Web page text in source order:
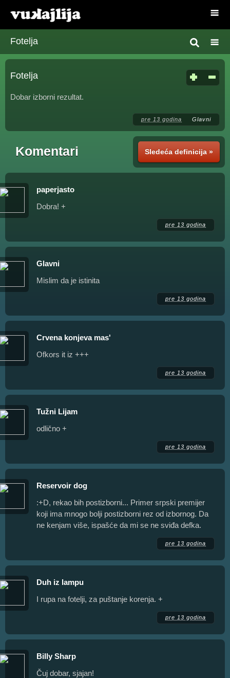
Fotelja
Fotelja
Dobar izborni rezultat.
pre 13 godina Glavni
Sledeća definicija »
Komentari
paperjasto
Dobra! +
pre 13 godina
Glavni
Mislim da je istinita
pre 13 godina
Crvena konjeva mas'
Ofkors it iz +++
pre 13 godina
Tužni Lijam
odlično +
pre 13 godina
Reservoir dog
:+D, rekao bih postizborni... Primer srpski premijer
koji ima mnogo bolji postizborni rez od izbornog. Da
ne kenjam više, ispašće da mi se ne sviđa defka.
pre 13 godina
Duh iz lampu
I rupa na fotelji, za puštanje korenja. +
pre 13 godina
Billy Sharp
Čuj dobar, sjajan!